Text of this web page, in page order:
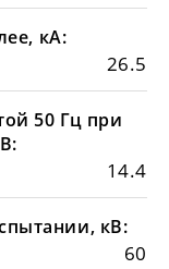
кА:
26.5
50 Гц при
14.4
кВ:
60